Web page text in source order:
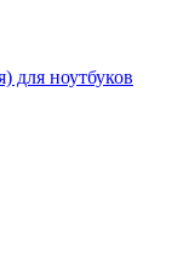
для ноутбуков